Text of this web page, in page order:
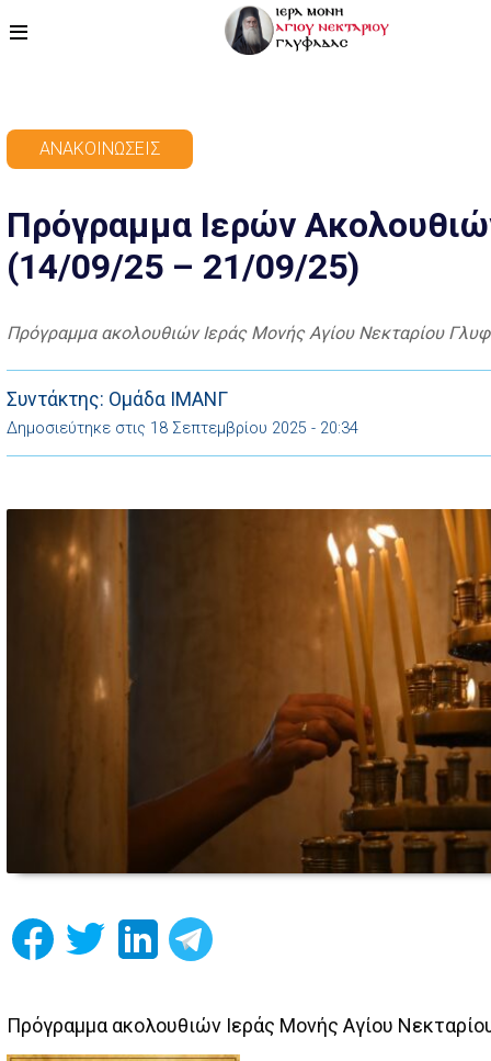
ΒΙΝΤΕΟ
ΑΡΘΡΟΓΡΑΦΙΑ
ΕΠΙΚΟΙΝΩΝΙΑ
ΑΝΑΚΟΙΝΏΣΕΙΣ
Πρόγραμμα Ιερών
(14/09/25 – 21/09/25)
Πρόγραμμα ακολουθιών Ιεράς Μονής Αγίου Νεκταρίου
Συντάκτης: Ομάδα ΙΜΑΝΓ
Δημοσιεύτηκε στις 18 Σεπτεμβρίου 2025 - 20:34
Πρόγραμμα ακολουθιών Ιεράς Μονής Αγίου